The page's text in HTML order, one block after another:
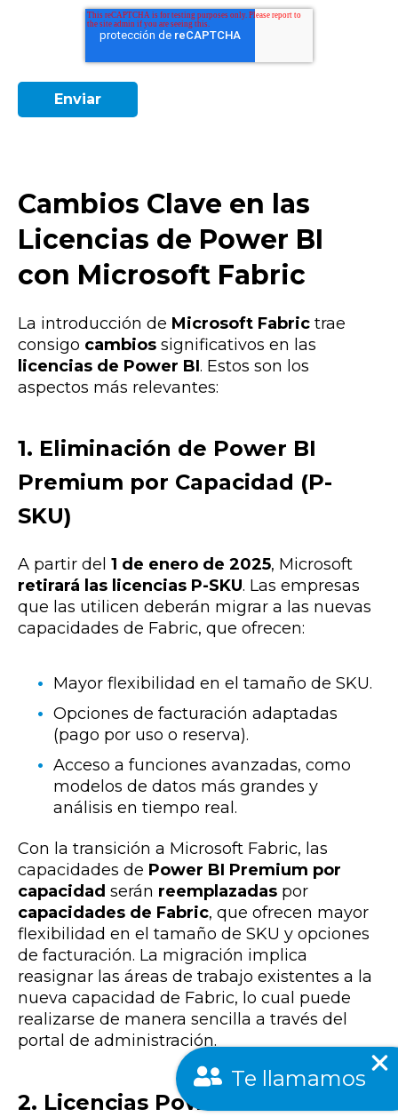
Cambios Clave en las
Licencias de Power BI
con Microsoft Fabric
La introducción de Microsoft Fabric trae
consigo cambios significativos en las
licencias de Power BI. Estos son los
aspectos más relevantes:
1. Eliminación de Power BI
Premium por Capacidad (P-
SKU)
A partir del 1 de enero de 2025, Microsoft
retirará las licencias P-SKU. Las empresas
que las utilicen deberán migrar a las nuevas
capacidades de Fabric, que ofrecen:
Mayor flexibilidad en el tamaño de SKU.
Opciones de facturación adaptadas
(pago por uso o reserva).
Acceso a funciones avanzadas, como
modelos de datos más grandes y
análisis en tiempo real.
Con la transición a Microsoft Fabric, las
capacidades de Power BI Premium por
capacidad serán reemplazadas por
capacidades de Fabric, que ofrecen mayor
flexibilidad en el tamaño de SKU y opciones
de facturación. La migración implica
reasignar las áreas de trabajo existentes a la
nueva capacidad de Fabric, lo cual puede
realizarse de manera sencilla a través del
portal de administración.
2. Licencias Power BI
Te llamamos